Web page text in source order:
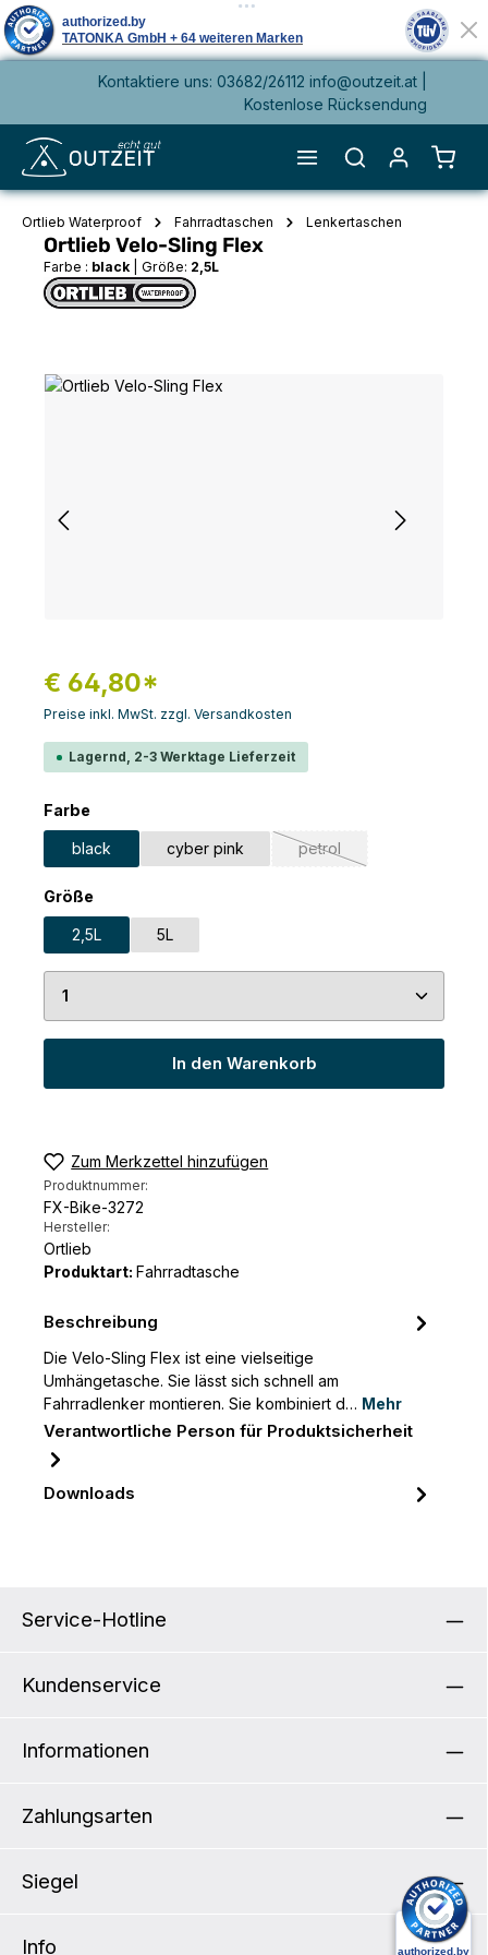
springenKontaktiere uns: 03682/26112 info@outzeit.at |
Kostenlose Rücksendung
Ortlieb Waterproof Fahrradtaschen Lenkertaschen
Ortlieb Velo-Sling Flex
Farbe : black Größe: 2,5L
Bildergalerie überspringen
€ 64,80*
Preise inkl. MwSt. zzgl. Versandkosten
Lagernd, 2-3 Werktage Lieferzeit
Farbeauswählen
black cyber pink petrol
(Diese Option ist zurzeit
Größeauswählen
2,5L 5L
Produkt Anzahl: Gib den gewünschten Wert
In den Warenkorb
Zum Merkzettel hinzufügen
Produktnummer:
FX-Bike-3272
Hersteller:
Ortlieb
Produktart: Fahrradtasche
Beschreibung
Die Velo-Sling Flex ist eine vielseitige
Umhängetasche. Sie lässt sich schnell am
Fahrradlenker montieren. Sie kombiniert d… Mehr
Verantwortliche Person für Produktsicherheit
Downloads
Service-Hotline
Kundenservice
Informationen
Zahlungsarten
Siegel
Info